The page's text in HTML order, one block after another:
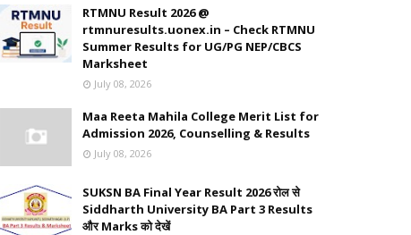
RTMNU Result 2026 @
rtmnuresults.uonex.in – Check RTMNU
Summer Results for UG/PG NEP/CBCS
Marksheet
July 08, 2026
Maa Reeta Mahila College Merit List for
Admission 2026, Counselling & Results
July 08, 2026
SUKSN BA Final Year Result 2026 रोल से
Siddharth University BA Part 3 Results
और Marks को देखें